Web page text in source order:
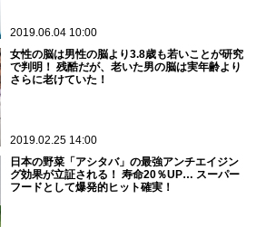
2019.06.04 10:00
女性の脳は男性の脳より3.8歳も若いことが研究
で判明！ 残酷だが、老いた男の脳は実年齢より
さらに老けていた！
2019.02.25 14:00
日本の野菜「アシタバ」の最強アンチエイジン
グ効果が立証される！ 寿命20％UP… スーパー
フードとして爆発的ヒット確実！